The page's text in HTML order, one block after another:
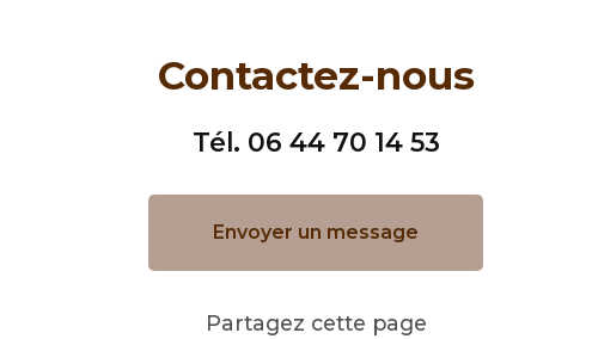
Contactez-nous
Tél. 06 44 70 14 53
Envoyer un message
Partagez cette page